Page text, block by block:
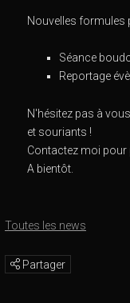
Nouvelles formules
Séance
Reportage
N'hésitez pas à
et souriants !
Contactez moi pour
A bientôt.
Toutes les news
Partager